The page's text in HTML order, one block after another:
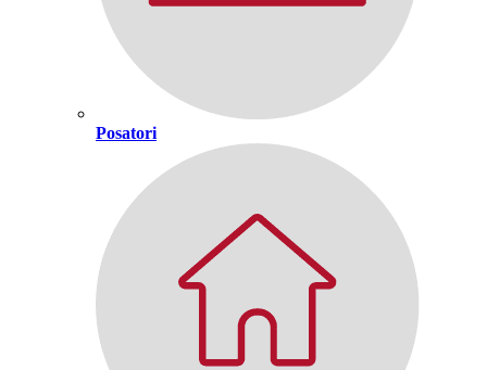
Posatori